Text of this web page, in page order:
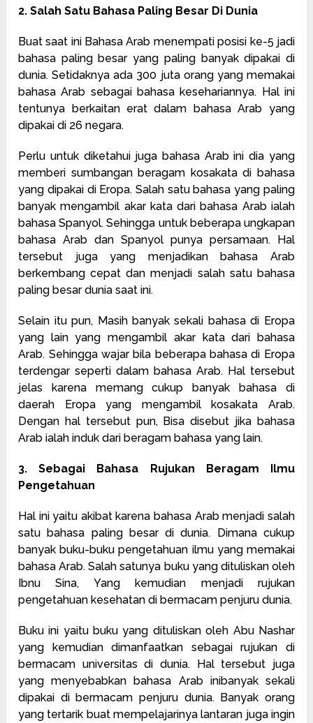
2. Salah Satu Bahasa Paling Besar Di Dunia
Buat saat ini Bahasa Arab menempati posisi ke-5 jadi
bahasa paling besar yang paling banyak dipakai di
dunia. Setidaknya ada 300 juta orang yang memakai
bahasa Arab sebagai bahasa kesehariannya. Hal ini
tentunya berkaitan erat dalam bahasa Arab yang
dipakai di 26 negara.
Perlu untuk diketahui juga bahasa Arab ini dia yang
memberi sumbangan beragam kosakata di bahasa
yang dipakai di Eropa. Salah satu bahasa yang paling
banyak mengambil akar kata dari bahasa Arab ialah
bahasa Spanyol. Sehingga untuk beberapa ungkapan
bahasa Arab dan Spanyol punya persamaan. Hal
tersebut juga yang menjadikan bahasa Arab
berkembang cepat dan menjadi salah satu bahasa
paling besar dunia saat ini.
Selain itu pun, Masih banyak sekali bahasa di Eropa
yang lain yang mengambil akar kata dari bahasa
Arab. Sehingga wajar bila beberapa bahasa di Eropa
terdengar seperti dalam bahasa Arab. Hal tersebut
jelas karena memang cukup banyak bahasa di
daerah Eropa yang mengambil kosakata Arab.
Dengan hal tersebut pun, Bisa disebut jika bahasa
Arab ialah induk dari beragam bahasa yang lain.
3. Sebagai Bahasa Rujukan Beragam Ilmu
Pengetahuan
Hal ini yaitu akibat karena bahasa Arab menjadi salah
satu bahasa paling besar di dunia. Dimana cukup
banyak buku-buku pengetahuan ilmu yang memakai
bahasa Arab. Salah satunya buku yang dituliskan oleh
Ibnu Sina, Yang kemudian menjadi rujukan
pengetahuan kesehatan di bermacam penjuru dunia.
Buku ini yaitu buku yang dituliskan oleh Abu Nashar
yang kemudian dimanfaatkan sebagai rujukan di
bermacam universitas di dunia. Hal tersebut juga
yang menyebabkan bahasa Arab inibanyak sekali
dipakai di bermacam penjuru dunia. Banyak orang
yang tertarik buat mempelajarinya lantaran juga ingin